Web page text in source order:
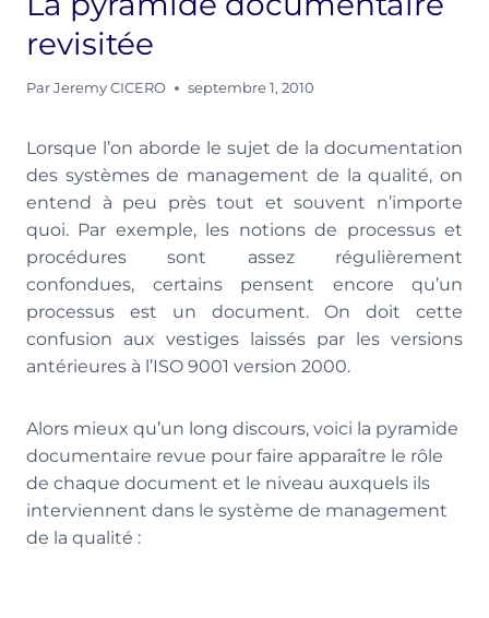
revisitée
Par Jeremy CICERO septembre 1, 2010
Lorsque l’on aborde le sujet de la documentation
des systèmes de management de la qualité, on
entend à peu près tout et souvent n’importe
quoi. Par exemple, les notions de processus et
procédures sont assez régulièrement
confondues, certains pensent encore qu’un
processus est un document. On doit cette
confusion aux vestiges laissés par les versions
antérieures à l’ISO 9001 version 2000.
Alors mieux qu’un long discours, voici la pyramide
documentaire revue pour faire apparaître le rôle
de chaque document et le niveau auxquels ils
interviennent dans le système de management
de la qualité :